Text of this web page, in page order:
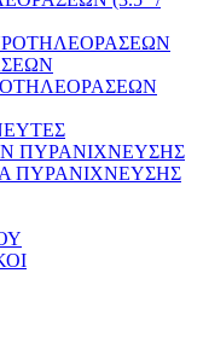
ΠΥΡΑΝΙΧΝΕΥΣΗΣ
ΠΥΡΑΝΙΧΝΕΥΣΗΣ